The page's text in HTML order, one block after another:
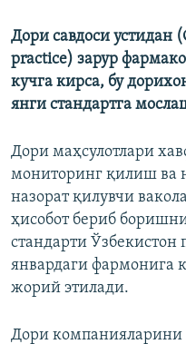
Дори савдоси устидан
practice) зарур
кучга кирса, бу
янги стандартга
Дори маҳсулотлари
мониторинг қилиш ва
назорат қилувчи
ҳисобот бериб
стандарти Ўзбекистон
январдаги фармонига
жорий этилади.
Дори